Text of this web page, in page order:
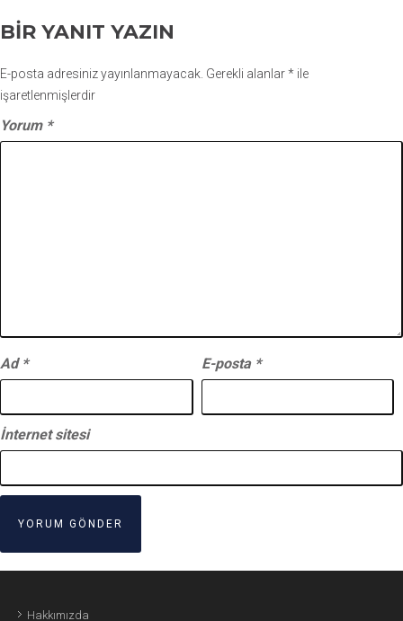
BIR YANIT YAZIN
E-posta adresiniz yayınlanmayacak. Gerekli alanlar* ile
işaretlenmişlerdir
Yorum *
Ad * E-posta *
İnternet sitesi
Hakkımızda